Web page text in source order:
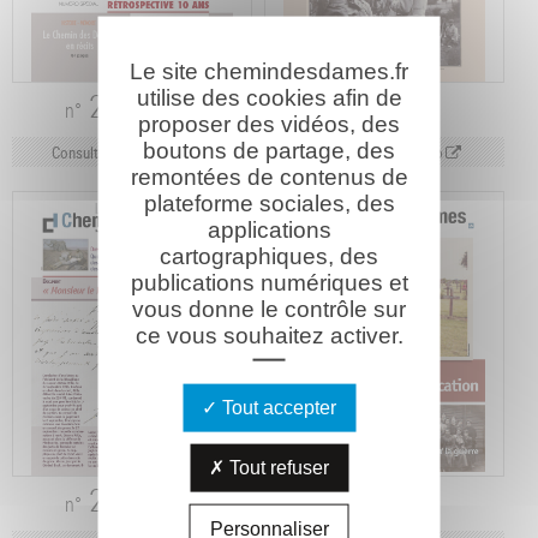
n° 29 Pdf
Consulter sur Calaméo
n°28 Pdf
Consulter sur Calaméo
n° 26 n°25
Le site chemindesdames.fr
utilise des cookies afin de
proposer des vidéos, des
boutons de partage, des
remontées de contenus de
plateforme sociales, des
applications
cartographiques, des
publications numériques et
vous donne le contrôle sur
ce vous souhaitez activer.
Tout accepter
Tout refuser
Personnaliser